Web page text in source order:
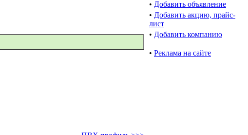
• Добавить объявление
• Добавить акцию, прайс-
лист
• Добавить компанию
• Реклама на сайте